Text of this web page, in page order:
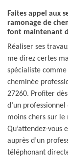
Faites appel aux
ramonage de
font maintenant
Réaliser ses
me direz certes
spécialiste comme
cheminée
27260. Profiter
d’un
moins chers sur
Qu’attendez-vous
auprès d’un
téléphonant